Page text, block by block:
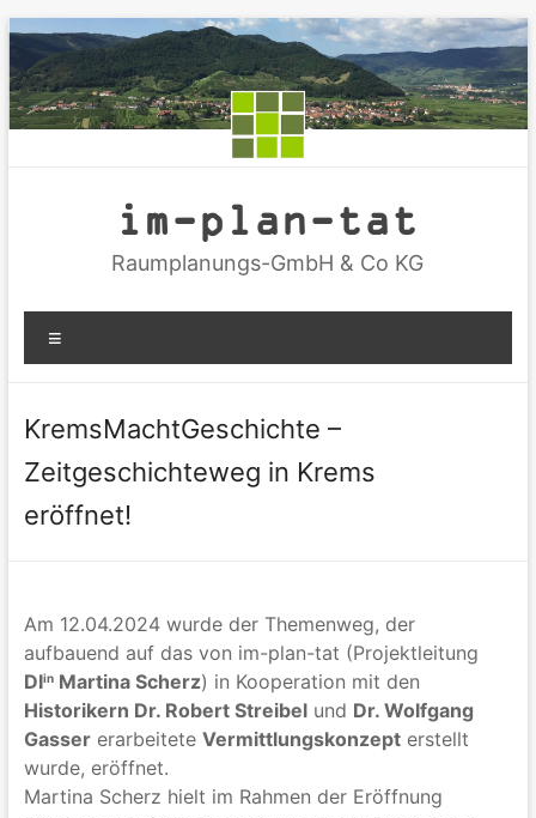
Zum
Inhalt
springen
im-plan-tat
Raumplanungs-GmbH & Co KG
KremsMachtGeschichte –
Zeitgeschichteweg in Krems
eröffnet!
Am 12.04.2024 wurde der Themenweg, der
aufbauend auf das von im-plan-tat (Projektleitung
DIinMartina Scherz) in Kooperation mit den
Historikern Dr. Robert Streibelund Dr. Wolfgang
Gassererarbeitete Vermittlungskonzepterstellt
wurde, eröffnet.
Martina Scherz hielt im Rahmen der Eröffnung